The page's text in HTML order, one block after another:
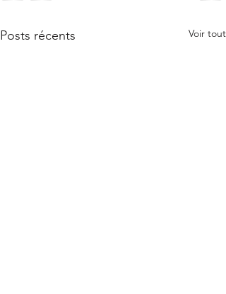
Posts récents Voir tout